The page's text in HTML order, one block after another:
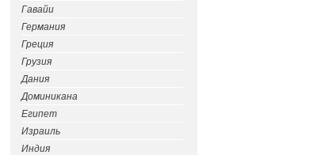
Гавайи
Германия
Греция
Грузия
Дания
Доминикана
Египет
Израиль
Индия